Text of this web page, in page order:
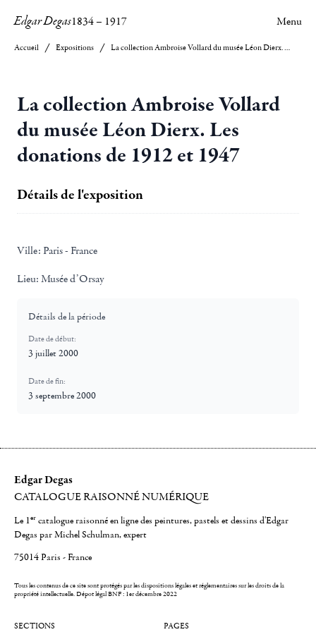
Edgar Degas1834– 1917 Menu
Accueil Expositions La collection Ambroise Vollard du musée Léon Dierx. Les donations de 1912 et 1947
La collection Ambroise Vollard
du musée Léon Dierx. Les
donations de 1912 et 1947
Détails de l'exposition
Ville: Paris - France
Lieu: Musée d’Orsay
Détails de la période
Date de début:
3 juillet 2000
Date de fin:
3 septembre 2000
Edgar Degas
CATALOGUE RAISONNÉ NUMÉRIQUE
Le 1er catalogue raisonné en ligne des peintures, pastels et dessins d'Edgar
Degas par Michel Schulman, expert
75014 Paris - France
Tous les contenus de ce site sont protégés par les dispositions légales et réglementaires sur les droits de la
propriété intellectuelle.Dépot légal BNF : 1er décembre 2022
SECTIONS PAGES